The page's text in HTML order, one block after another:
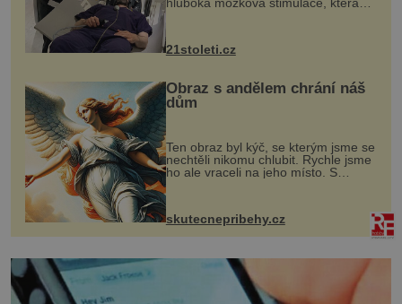
však vyžaduje vysoce invazivní
k dostatečně přesnému zacílení ...
21stoleti.cz
Obraz s andělem chrání náš
dům
Ten obraz byl kýč, se kterým jsme se
nechtěli nikomu chlubit. Rychle jsme
ho ale vraceli na jeho místo. S
manželem Vaškem jsme si pořídili
chaloupku, takový domek na severu
Čech, kde jsme si naplánova...
skutecnepribehy.cz